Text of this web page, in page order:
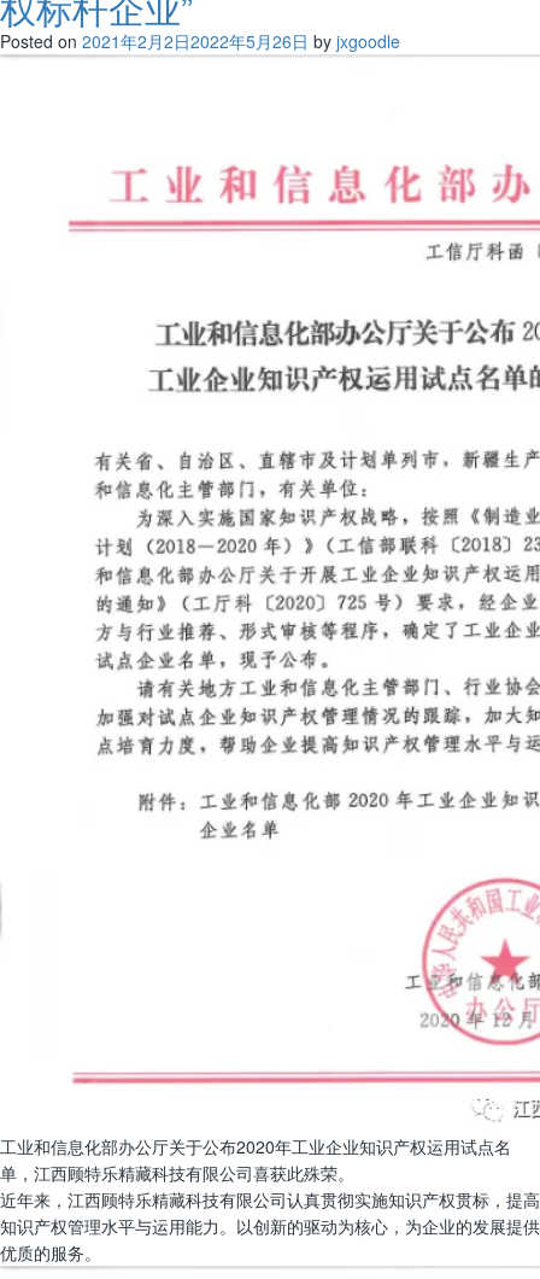
Posted on 2021年2月2日2022年5月26日 by jxgoodle
工业和信息化部办公厅关于公布2020年工业企业知识产权运用试点名
单，江西顾特乐精藏科技有限公司喜获此殊荣。
近年来，江西顾特乐精藏科技有限公司认真贯彻实施知识产权贯标，提高
知识产权管理水平与运用能力。以创新的驱动为核心，为企业的发展提供
优质的服务。